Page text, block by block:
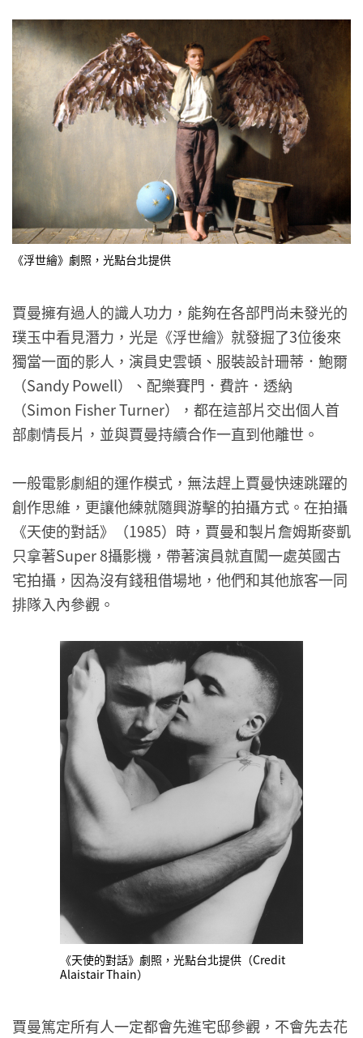
《浮世繪》劇照，光點台北提供
賈曼擁有過人的識人功力，能夠在各部門尚未發光的
璞玉中看見潛力，光是《浮世繪》就發掘了3位後來
獨當一面的影人，演員史雲頓、服裝設計珊蒂．鮑爾
（Sandy Powell）、配樂賽門．費許．透納
（Simon Fisher Turner），都在這部片交出個人首
部劇情長片，並與賈曼持續合作一直到他離世。
一般電影劇組的運作模式，無法趕上賈曼快速跳躍的
創作思維，更讓他練就隨興游擊的拍攝方式。在拍攝
《天使的對話》（1985）時，賈曼和製片詹姆斯麥凱
只拿著Super 8攝影機，帶著演員就直闖一處英國古
宅拍攝，因為沒有錢租借場地，他們和其他旅客一同
排隊入內參觀。
《天使的對話》劇照，光點台北提供（Credit
Alaistair Thain）
賈曼篤定所有人一定都會先進宅邸參觀，不會先去花